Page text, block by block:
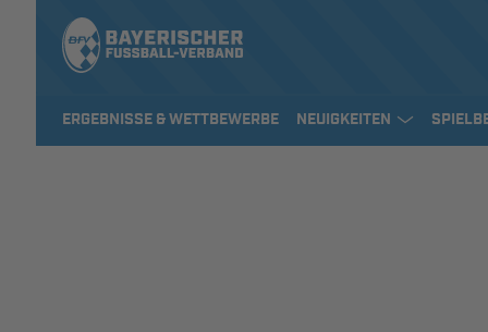
ERGEBNISSE & WETTBEWERBE NEUIGKEITEN